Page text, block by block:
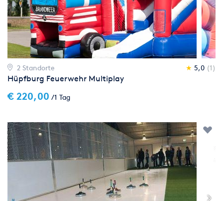
2 Standorte ★ 5,0 (1)
Hüpfburg Feuerwehr Multiplay
€ 220,00 /1 Tag